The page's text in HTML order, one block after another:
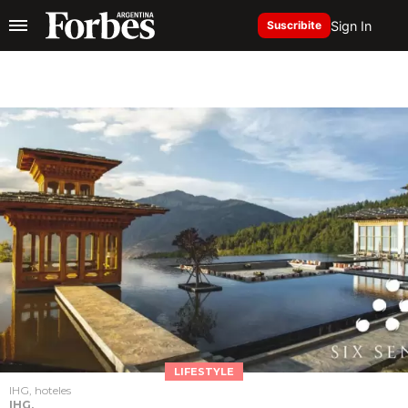
Suscribite Sign In
LIFESTYLE
IHG, hoteles
IHG,